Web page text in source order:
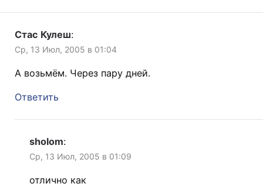
Стас Кулеш:
Ср, 13 Июл, 2005 в 01:04
А возьмём. Через пару дней.
Ответить
sholom:
Ср, 13 Июл, 2005 в 01:09
отлично как